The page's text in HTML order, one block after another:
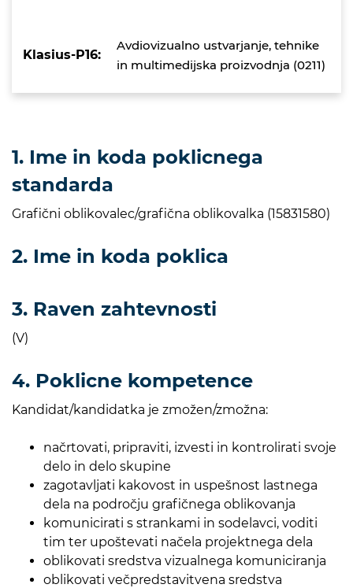
Klasius-P16:
Avdiovizualno ustvarjanje, tehnike
in multimedijska proizvodnja (0211)
1. Ime in koda poklicnega
standarda
Grafični oblikovalec/grafična oblikovalka (15831580)
2. Ime in koda poklica
3. Raven zahtevnosti
(V)
4. Poklicne kompetence
Kandidat/kandidatka je zmožen/zmožna:
načrtovati, pripraviti, izvesti in kontrolirati svoje
delo in delo skupine
zagotavljati kakovost in uspešnost lastnega
dela na področju grafičnega oblikovanja
komunicirati s strankami in sodelavci, voditi
tim ter upoštevati načela projektnega dela
oblikovati sredstva vizualnega komuniciranja
oblikovati večpredstavitvena sredstva